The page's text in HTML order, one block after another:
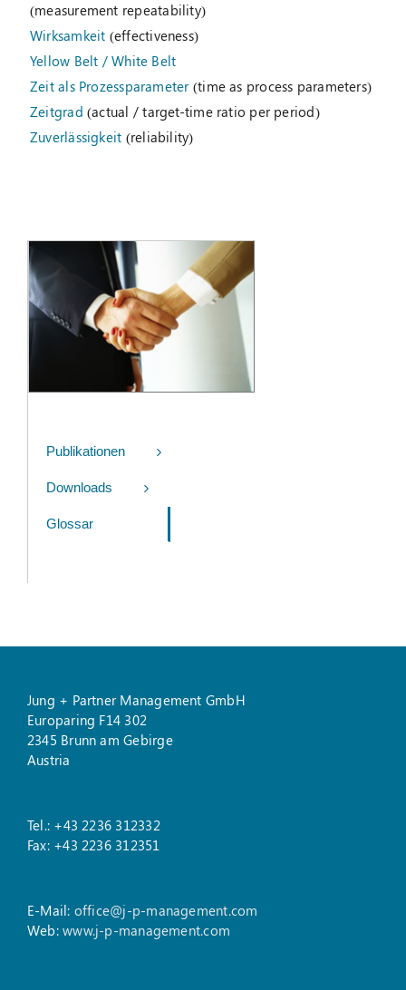
(measurement repeatability)
Wirksamkeit (effectiveness)
Yellow Belt / White Belt
Zeit als Prozessparameter(time as process parameters)
Zeitgrad (actual / target-time ratio per period)
Zuverlässigkeit (reliability)
Publikationen
Downloads
Glossar
Jung + Partner Management GmbH
Europaring F14 302
2345 Brunn am Gebirge
Austria
Tel.: +43 2236 312332
Fax: +43 2236 312351
E-Mail: office@j-p-management.com
Web:www.j-p-management.com